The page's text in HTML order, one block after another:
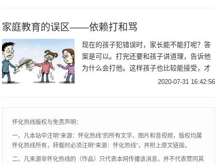
家庭教育的误区——依赖打和骂
现在的孩子犯错误时，家长能不能打呢？答
案是可以。打完还要和孩子讲道理，告诉他
为什么会打他。这样孩子也比较能接受，才
不会对他心理造成影响。中国有句老话叫“棍
2020-07-31 16:42:56
怀化热线版权与免责声明：
一、凡本站中注明“来源：怀化热线”的所有文字、图片和音视频，版权均属
怀化热线所有，转载时必须注明“来源：怀化热线”，并附上原文链接。
二、凡来源非怀化热线的（作品）只代表本网传播该消息，并不代表赞同其